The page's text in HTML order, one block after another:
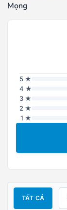
Mọng
5 ★
4 ★
3 ★
2 ★
1 ★
TẤT CẢ